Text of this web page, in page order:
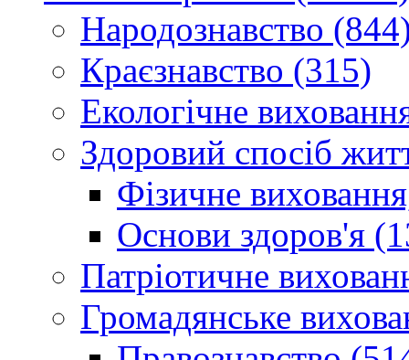
Народознавство
Краєзнавство (315)
Екологічне
Здоровий спосіб
Фізичне
Основи здоров'я
Патріотичне
Громадянське